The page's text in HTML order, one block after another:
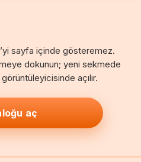
sayfa içinde gösteremez.
dokunun; yeni sekmede
açılır.
aç